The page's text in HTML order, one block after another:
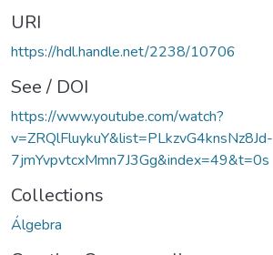
URI
https://hdl.handle.net/2238/10706
See / DOI
https://www.youtube.com/watch?
v=ZRQlFluykuY&list=PLkzvG4knsNz8Jd-
7jmYvpvtcxMmn7J3Gg&index=49&t=0s
Collections
Álgebra